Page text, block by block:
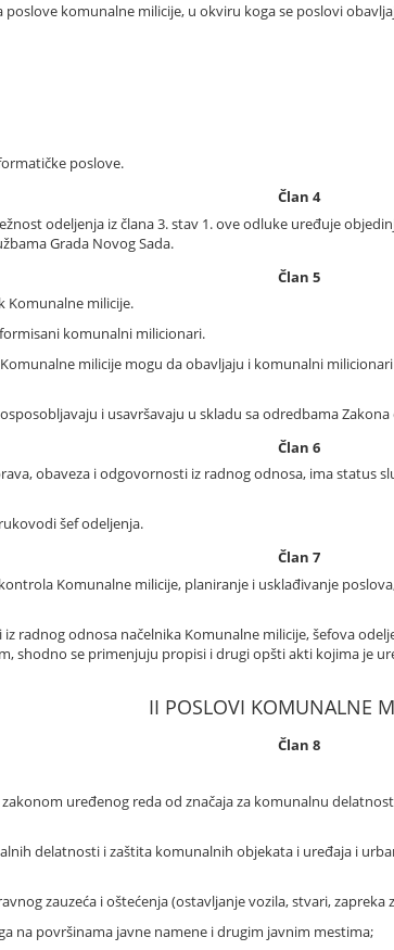
poslove komunalne milicije, u okviru koga se poslovi
poslove.
Član 4
odeljenja iz člana 3. stav 1. ove odluke uređuje
Grada Novog Sada.
Član 5
Komunalne milicije.
komunalni milicionari.
milicije mogu da obavljaju i komunalni
i usavršavaju u skladu sa odredbama
Član 6
obaveza i odgovornosti iz radnog odnosa, ima
šef odeljenja.
Član 7
Komunalne milicije, planiranje i usklađivanje
radnog odnosa načelnika Komunalne milicije, šefova
shodno se primenjuju propisi i drugi opšti akti kojima je
II POSLOVI KOMUNALNE
Član 8
uređenog reda od značaja za komunalnu
delatnosti i zaštita komunalnih objekata i uređaja i
zauzeća i oštećenja (ostavljanje vozila, stvari,
na površinama javne namene i drugim javnim mestima;